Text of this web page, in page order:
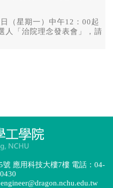
應用科技大樓7樓 電話：04-